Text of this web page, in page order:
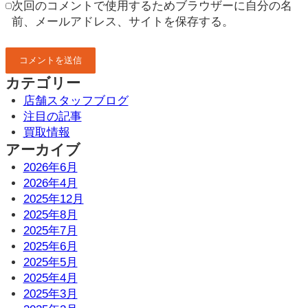
次回のコメントで使用するためブラウザーに自分の名
前、メールアドレス、サイトを保存する。
カテゴリー
店舗スタッフブログ
注目の記事
買取情報
アーカイブ
2026年6月
2026年4月
2025年12月
2025年8月
2025年7月
2025年6月
2025年5月
2025年4月
2025年3月